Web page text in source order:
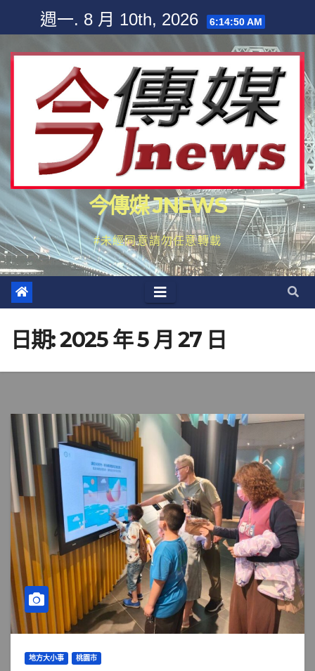
content
週一. 8 月 10th, 2026 6:14:52 AM
今傳媒 JNEWS
#未經同意請勿任意轉載
日期:2025 年 5 月 27 日
地方大小事 桃園市